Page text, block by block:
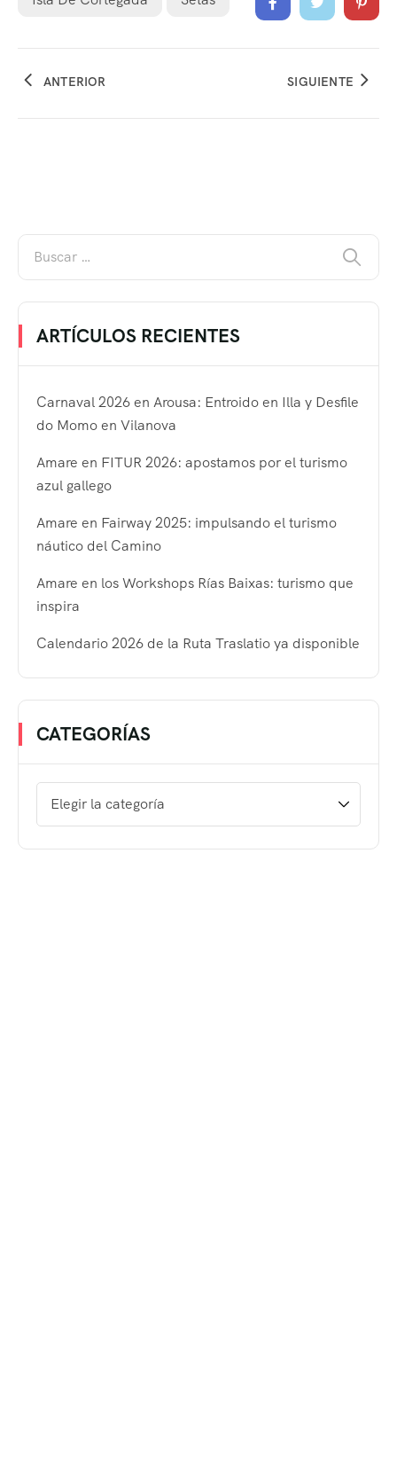
ANTERIOR SIGUIENTE
ARTÍCULOS RECIENTES
Carnaval 2026 en Arousa: Entroido en Illa y Desfile
do Momo en Vilanova
Amare en FITUR 2026: apostamos por el turismo
azul gallego
Amare en Fairway 2025: impulsando el turismo
náutico del Camino
Amare en los Workshops Rías Baixas: turismo que
inspira
Calendario 2026 de la Ruta Traslatio ya disponible
CATEGORÍAS